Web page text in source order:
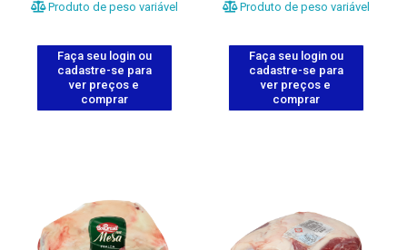
Produto de peso variável
Faça seu login ou
cadastre-se para
ver preços e
comprar
Produto de peso variável
Faça seu login ou
cadastre-se para
ver preços e
comprar